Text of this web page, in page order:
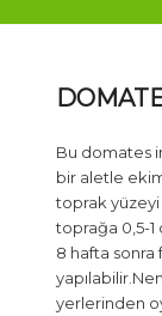
Bu domates
bir aletle
toprak yüzeyi
toprağa 0,5-
8 hafta sonra
yerlerinden